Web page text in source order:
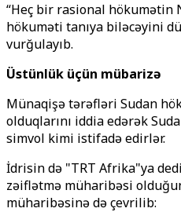
“Heç bir rasional hökumətin
hökuməti tanıya biləcəyini
vurğulayıb.
Üstünlük üçün mübarizə
Münaqişə tərəfləri Sudan
olduqlarını iddia edərək
simvol kimi istifadə edirlər.
İdrisin də "TRT Afrika"ya
zəiflətmə müharibəsi
müharibəsinə də çevrilib: